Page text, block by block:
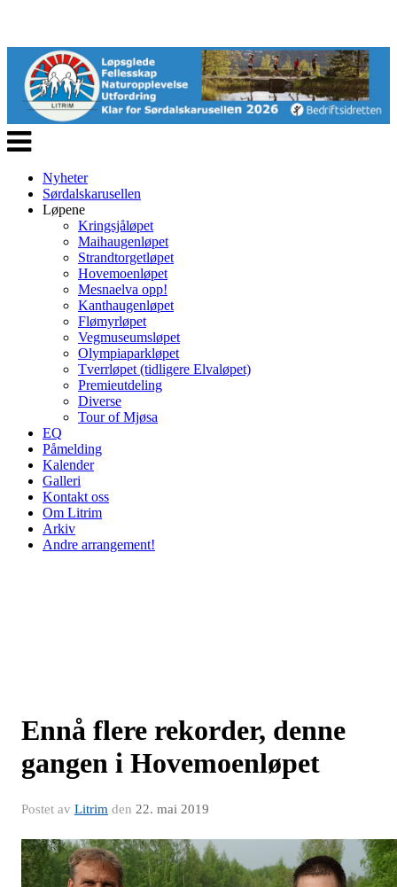
Veksle
navigasjon
Nyheter
Sørdalskarusellen
Løpene
Kringsjåløpet
Maihaugenløpet
Strandtorgetløpet
Hovemoenløpet
Mesnaelva opp!
Kanthaugenløpet
Flømyrløpet
Vegmuseumsløpet
Olympiaparkløpet
Tverrløpet (tidligere Elvaløpet)
Premieutdeling
Diverse
Tour of Mjøsa
EQ
Påmelding
Kalender
Galleri
Kontakt oss
Om Litrim
Arkiv
Andre arrangement!
Ennå flere rekorder, denne
gangen i Hovemoenløpet
Postet av Litrim den 22. mai 2019